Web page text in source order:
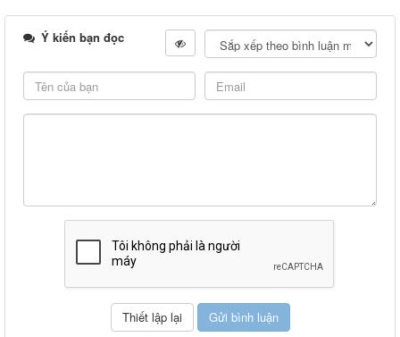
Ý kiến bạn đọc